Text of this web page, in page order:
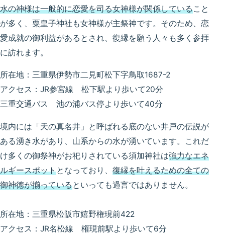
水の神様は一般的に恋愛を司る女神様が関係していること
が多く、粟皇子神社も女神様が主祭神です。そのため、恋
愛成就の御利益があるとされ、復縁を願う人々も多く参拝
に訪れます。
所在地：三重県伊勢市二見町松下字鳥取1687-2
アクセス：JR参宮線 松下駅より歩いて20分
三重交通バス 池の浦バス停より歩いて40分
境内には「天の真名井」と呼ばれる底のない井戸の伝説が
ある湧き水があり、山系からの水が湧いています。これだ
け多くの御祭神がお祀りされている須加神社は強力なエネ
ルギースポットとなっており、 復縁を叶えるための全ての
御神徳が揃っているといっても過言ではありません。
所在地：三重県松阪市嬉野権現前422
アクセス：JR名松線 権現前駅より歩いて6分